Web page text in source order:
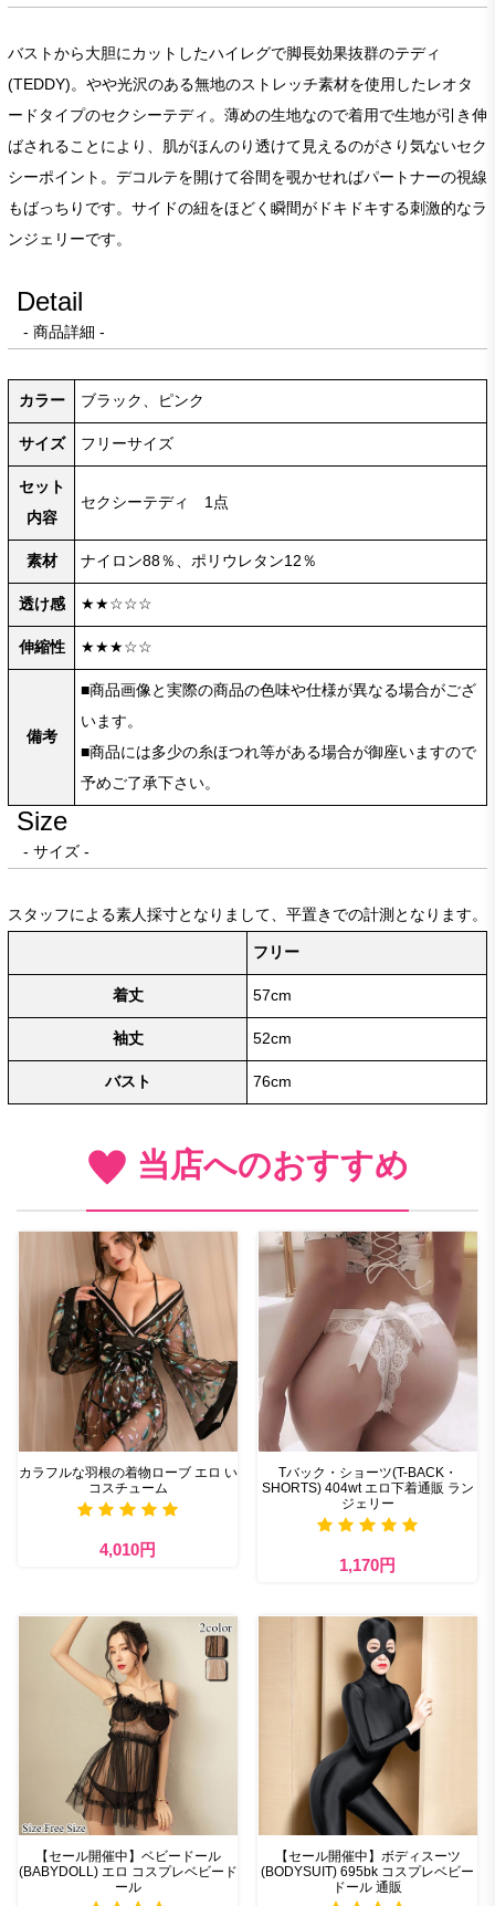
バストから大胆にカットしたハイレグで脚長効果抜群のテディ
(TEDDY)。やや光沢のある無地のストレッチ素材を使用したレオタ
ードタイプのセクシーテディ。薄めの生地なので着用で生地が引き伸
ばされることにより、肌がほんのり透けて見えるのがさり気ないセク
シーポイント。デコルテを開けて谷間を覗かせればパートナーの視線
もばっちりです。サイドの紐をほどく瞬間がドキドキする刺激的なラ
ンジェリーです。
Detail
- 商品詳細 -
カラー ブラック、ピンク
サイズ フリーサイズ
セット
内容
セクシーテディ 1点
素材 ナイロン88％、ポリウレタン12％
透け感 ★★☆☆☆
伸縮性 ★★★☆☆
備考
■商品画像と実際の商品の色味や仕様が異なる場合がござ
います。
■商品には多少の糸ほつれ等がある場合が御座いますので
予めご了承下さい。
Size
- サイズ -
スタッフによる素人採寸となりまして、平置きでの計測となります。
フリー
着丈 57cm
袖丈 52cm
バスト 76cm
当店へのおすすめ
カラフルな羽根の着物ローブ エロ い
コスチューム
4,010円
Tバック・ショーツ(T-BACK・
SHORTS) 404wt エロ下着通販 ラン
ジェリー
1,170円
【セール開催中】ベビードール
(BABYDOLL) エロ コスプレベビード
ール
【セール開催中】ボディスーツ
(BODYSUIT) 695bk コスプレベビー
ドール 通販